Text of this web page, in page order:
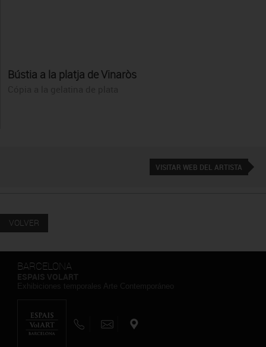
Bústia a la platja de Vinaròs
VISITAR WEB DEL ARTISTA
VOLVER
BARCELONA